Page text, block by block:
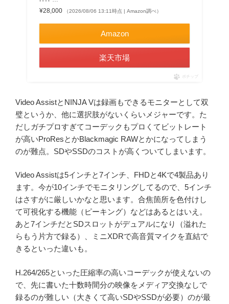
¥28,000
（2026/08/06 13:11時点 | Amazon調べ）
Amazon
楽天市場
ポチップ
Video AssistとNINJA Vは録画もできるモニターとして双
璧というか、他に選択肢がないくらいメジャーです。た
だしガチプロすぎてコーデックもプロくてビットレート
が高いProResとかBlackmagic RAWとかになってしまう
のが難点。SDやSSDのコストが高くついてしまいます。
Video Assistは5インチと7インチ、FHDと4Kで4製品あり
ます。今が10インチでモニタリングしてるので、5インチ
はさすがに厳しいかなと思います。合焦箇所を色付けし
て可視化する機能（ピーキング）などはあるとはいえ。
あと7インチだとSDスロットがデュアルになり（溢れた
らもう片方で録る）、ミニXDRで高音質マイクを直結で
きるといった違いも。
H.264/265といった圧縮率の高いコーデックが使えないの
で、先に書いた十数時間分の映像をメディア交換なしで
録るのが難しい（大きくて高いSDやSSDが必要）のが最